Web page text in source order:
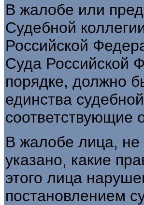
В жалобе или
Судебной
Российской
Суда Российской
порядке, должно
единства
соответствующие
В жалобе лица, не
указано, какие
этого лица
постановлением